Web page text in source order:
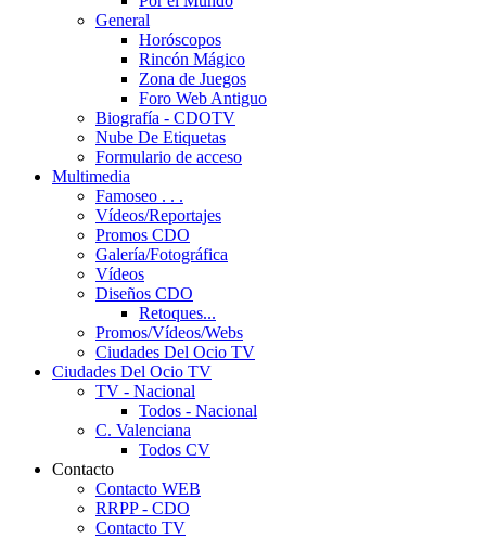
General
Horóscopos
Rincón Mágico
Zona de Juegos
Foro Web Antiguo
Biografía - CDOTV
Nube De Etiquetas
Formulario de acceso
Multimedia
Famoseo . . .
Vídeos/Reportajes
Promos CDO
Galería/Fotográfica
Vídeos
Diseños CDO
Retoques...
Promos/Vídeos/Webs
Ciudades Del Ocio TV
Ciudades Del Ocio TV
TV - Nacional
Todos - Nacional
C. Valenciana
Todos CV
Contacto
Contacto WEB
RRPP - CDO
Contacto TV